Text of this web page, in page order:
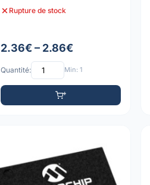
Rupture de stock
2.36€ – 2.86€
Quantité: Min: 1